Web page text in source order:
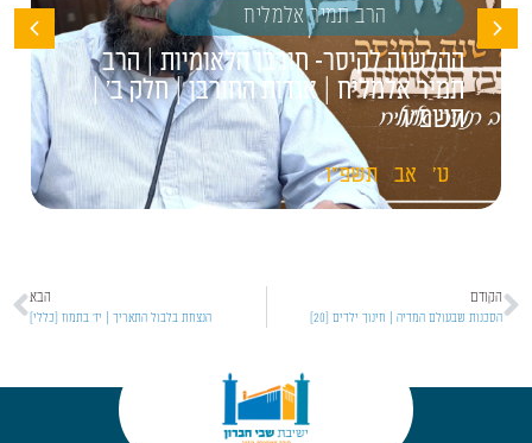
הרב תמיר אלמליח
ההלשנה לקיסר- חורבן הלאומיות | הרב
תמיר אלמליח | אגדות החורבן | חלק ב' |
תשפ"ו
ט' אב תשפ"ו
הקודם
הסכנות שבעולם המדיה | חינוך ילדים [20]
הבא
הנצחת בלבול התאריך | יז' בתמוז [כללי]